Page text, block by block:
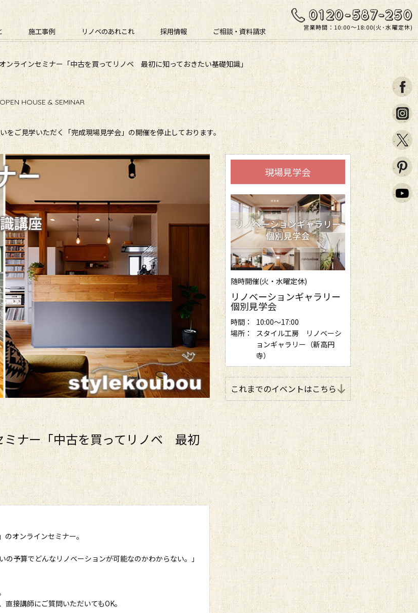
施工事例 リノベのあれこれ 採用情報 ご相談・資料請求 営業時間：10:00〜18:00(火･水曜定休)
ラインセミナー「中古を買ってリノベ 最初に知っておきたい基礎知識」
OPEN HOUSE & SEMINAR
をご見学いただく「完成現場見学会」の開催を停止しております。
ナー「中古を買ってリノベ 最初
オンラインセミナー。
予算でどんなリノベーションが可能なのかわからない。」
接講師にご質問いただいてもOK。
現場見学会
随時開催(火・水曜定休)
リノベーションギャラリー
個別見学会
時間：
10:00～17:00
場所：
スタイル工房 リノベーシ
ョンギャラリー（新高円
寺）
これまでのイベントはこちら